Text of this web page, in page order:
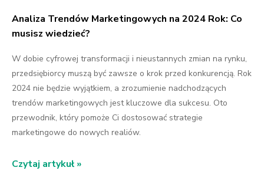
Analiza Trendów Marketingowych na 2024 Rok: Co
musisz wiedzieć?
W dobie cyfrowej transformacji i nieustannych zmian na rynku,
przedsiębiorcy muszą być zawsze o krok przed konkurencją. Rok
2024 nie będzie wyjątkiem, a zrozumienie nadchodzących
trendów marketingowych jest kluczowe dla sukcesu. Oto
przewodnik, który pomoże Ci dostosować strategie
marketingowe do nowych realiów.
Czytaj artykuł »